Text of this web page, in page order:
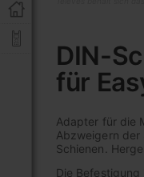
DIN-
für
Adapter für die
Abzweigern der
Schienen.
Die
der
Bildgalerie
springen